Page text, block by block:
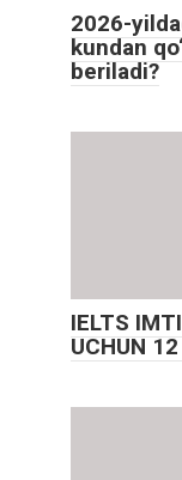
2026-
kundan
beriladi?
IELTS
UCHUN